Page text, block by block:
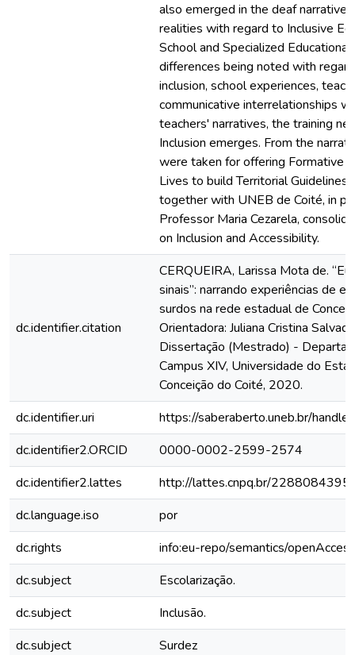
also emerged in the deaf
realities with regard to Inclusive
School and Specialized
differences being noted with
inclusion, school experiences,
communicative interrelationships
teachers' narratives, the training
Inclusion emerges. From the
were taken for offering Formative
Lives to build Territorial Guidelines
together with UNEB de Coité, in
Professor Maria Cezarela,
on Inclusion and Accessibility.
dc.identifier.citation
CERQUEIRA, Larissa Mota de.
sinais”: narrando experiências de
surdos na rede estadual de
Orientadora: Juliana Cristina
Dissertação (Mestrado) -
Campus XIV, Universidade do
Conceição do Coité, 2020.
dc.identifier.uri
https://saberaberto.uneb.br/
dc.identifier2.ORCID
0000-0002-2599-2574
dc.identifier2.lattes
http://lattes.cnpq.br/
dc.language.iso
por
dc.rights
info:eu-repo/semantics/openAccess
dc.subject
Escolarização.
dc.subject
Inclusão.
dc.subject
Surdez